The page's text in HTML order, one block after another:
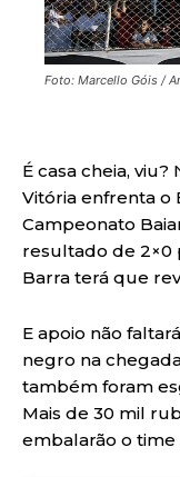
Foto: Marcello Góis /
É casa cheia, viu?
Vitória enfrenta o
Campeonato
resultado de 2×0
Barra terá que
E apoio não
negro na
também foram
Mais de 30 mil
embalarão o time